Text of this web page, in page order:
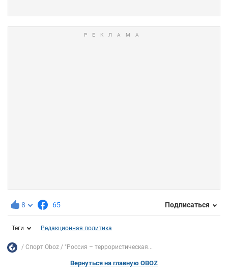
8 65 Подписаться
Теги Редакционная политика
Спорт Oboz "Россия – террористическая...
Вернуться на главную OBOZ